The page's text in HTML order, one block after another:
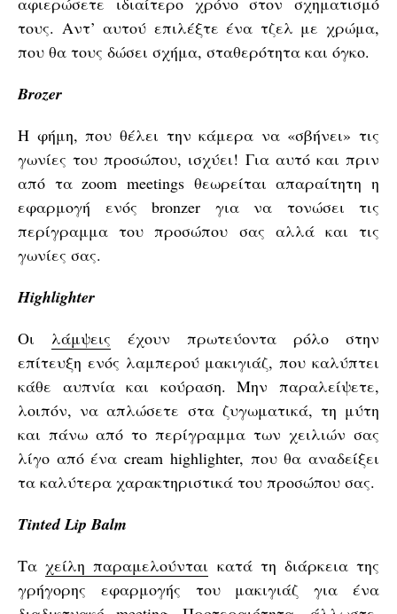
τους. Αντ’ αυτού επιλέξτε ένα τζελ με χρώμα,
που θα τους δώσει σχήμα, σταθερότητα και όγκο.
Brozer
Η φήμη, που θέλει την κάμερα να «σβήνει» τις
γωνίες του προσώπου, ισχύει! Για αυτό και πριν
από τα zoom meetings θεωρείται απαραίτητη η
εφαρμογή ενός bronzer για να τονώσει τις
περίγραμμα του προσώπου σας αλλά και τις
γωνίες σας.
Highlighter
Οι λάμψεις έχουν πρωτεύοντα ρόλο στην
επίτευξη ενός λαμπερού μακιγιάζ, που καλύπτει
κάθε αυπνία και κούραση. Μην παραλείψετε,
λοιπόν, να απλώσετε στα ζυγωματικά, τη μύτη
και πάνω από το περίγραμμα των χειλιών σας
λίγο από ένα cream highlighter, που θα αναδείξει
τα καλύτερα χαρακτηριστικά του προσώπου σας.
Tinted Lip Balm
Ταχείλη παραμελούνται κατά τη διάρκεια της
γρήγορης εφαρμογής του μακιγιάζ για ένα